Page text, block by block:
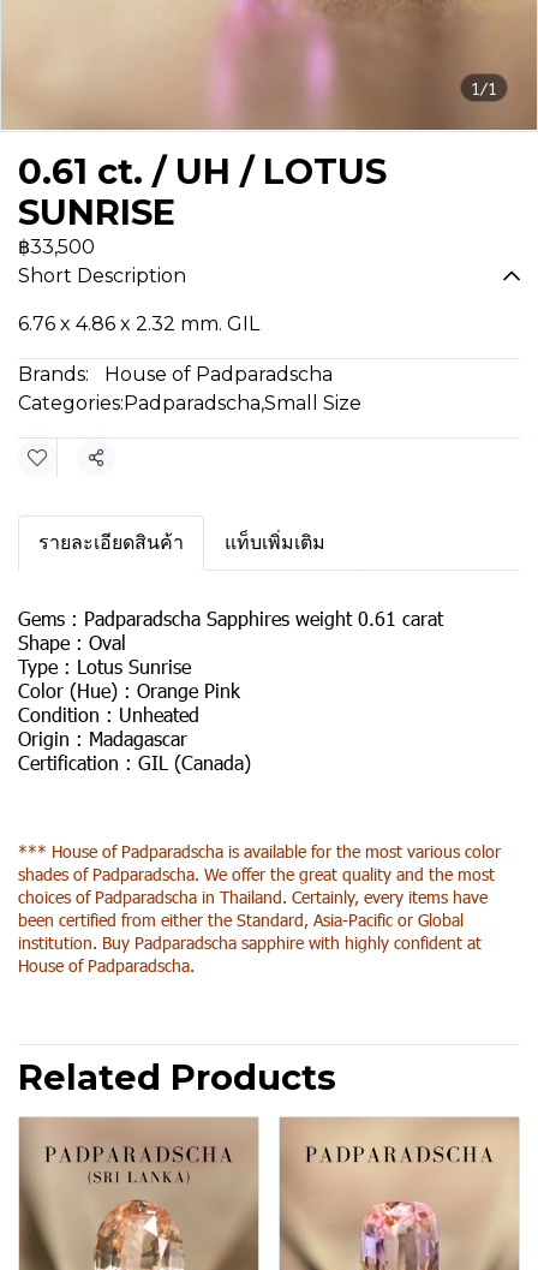
1/1
0.61 ct. / UH / LOTUS
SUNRISE
฿33,500
Short Description
6.76 x 4.86 x 2.32 mm. GIL
Brands:
House of Padparadscha
Categories:Padparadscha,Small Size
Share
รายละเอียดสินค้า แท็บเพิ่มเติม
Gems : Padparadscha Sapphires weight 0.61 carat
Shape : Oval
Type : Lotus Sunrise
Color (Hue) : Orange Pink
Condition : Unheated
Origin : Madagascar
Certification : GIL (Canada)
*** House of Padparadscha is available for the most various color
shades of Padparadscha. We offer the great quality and the most
choices of Padparadscha in Thailand. Certainly, every items have
been certified from either the Standard, Asia-Pacific or Global
institution. Buy Padparadscha sapphire with highly confident at
House of Padparadscha.
Related Products